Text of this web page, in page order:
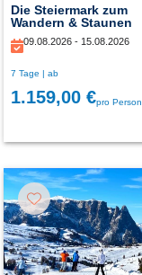
Die Steiermark zum
Wandern & Staunen
09.08.2026 - 15.08.2026
7 Tage | ab
1.159,00 €pro Person